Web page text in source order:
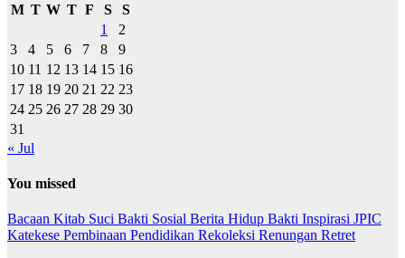
M T W T F S
S
1
2
3
4 5 6 7 8
9
10 11 12 13 14 15 16
17 18 19 20 21 22 23
24 25 26 27 28 29 30
31
« Jul
You missed
Bacaan Kitab Suci Bakti Sosial Berita Hidup Bakti Inspirasi JPIC
Katekese Pembinaan Pendidikan Rekoleksi Renungan Retret